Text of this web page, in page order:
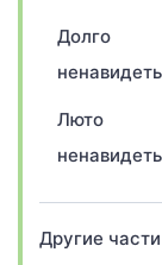
Долго
ненавидеть
Люто
ненавидеть
Другие